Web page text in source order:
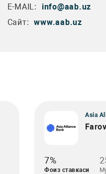
E-MAIL:
info@aab.uz
Сайт: www.aab.uz
Asia
7%
Фоиз ставкаси